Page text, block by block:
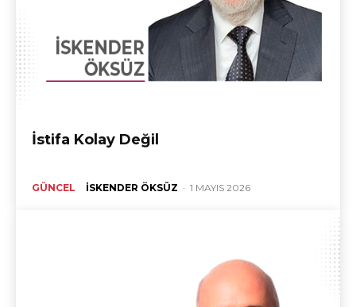
İstifa Kolay Değil
GÜNCEL İSKENDER ÖKSÜZ - 1 MAYIS 2026